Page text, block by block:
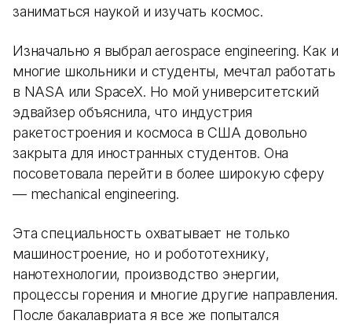
заниматься наукой и изучать космос.
Изначально я выбрал aerospace engineering. Как и
многие школьники и студенты, мечтал работать
в NASA или SpaceX. Но мой университетский
эдвайзер объяснила, что индустрия
ракетостроения и космоса в США довольно
закрыта для иностранных студентов. Она
посоветовала перейти в более широкую сферу
— mechanical engineering.
Эта специальность охватывает не только
машиностроение, но и робототехнику,
нанотехнологии, производство энергии,
процессы горения и многие другие направления.
После бакалавриата я все же попытался